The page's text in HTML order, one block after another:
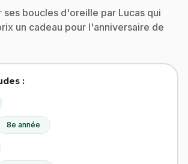
ses boucles d'oreille par Lucas qui
un cadeau pour l'anniversaire de
:
8e année